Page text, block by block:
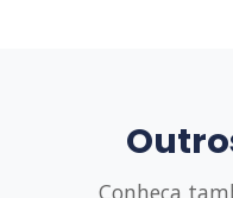
Conheça